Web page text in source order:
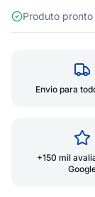
Produto
Envio para
+150 mil